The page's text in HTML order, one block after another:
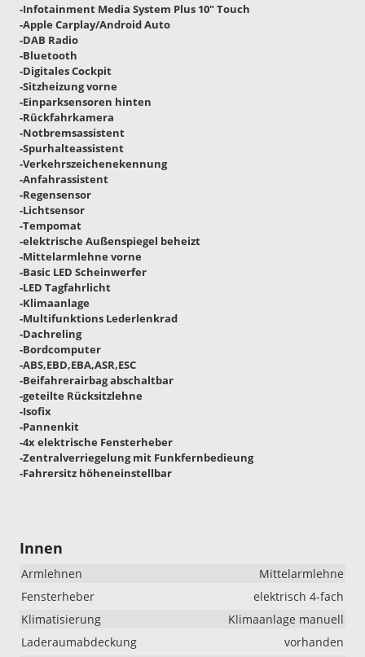
-Infotainment Media System Plus 10" Touch
-Apple Carplay/Android Auto
-DAB Radio
-Bluetooth
-Digitales Cockpit
-Sitzheizung vorne
-Einparksensoren hinten
-Rückfahrkamera
-Notbremsassistent
-Spurhalteassistent
-Verkehrszeichenekennung
-Anfahrassistent
-Regensensor
-Lichtsensor
-Tempomat
-elektrische Außenspiegel beheizt
-Mittelarmlehne vorne
-Basic LED Scheinwerfer
-LED Tagfahrlicht
-Klimaanlage
-Multifunktions Lederlenkrad
-Dachreling
-Bordcomputer
-ABS,EBD,EBA,ASR,ESC
-Beifahrerairbag abschaltbar
-geteilte Rücksitzlehne
-Isofix
-Pannenkit
-4x elektrische Fensterheber
-Zentralverriegelung mit Funkfernbedieung
-Fahrersitz höheneinstellbar
Innen
Armlehnen
Mittelarmlehne
Fensterheber
elektrisch 4-fach
Klimatisierung
Klimaanlage manuell
Laderaumabdeckung
vorhanden